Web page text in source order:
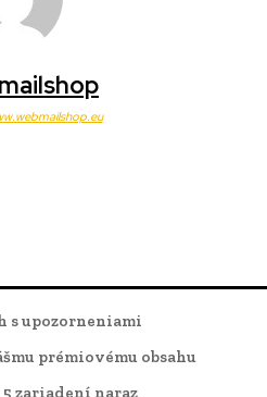
s upozorneniami
prémiovému obsahu
zariadení naraz